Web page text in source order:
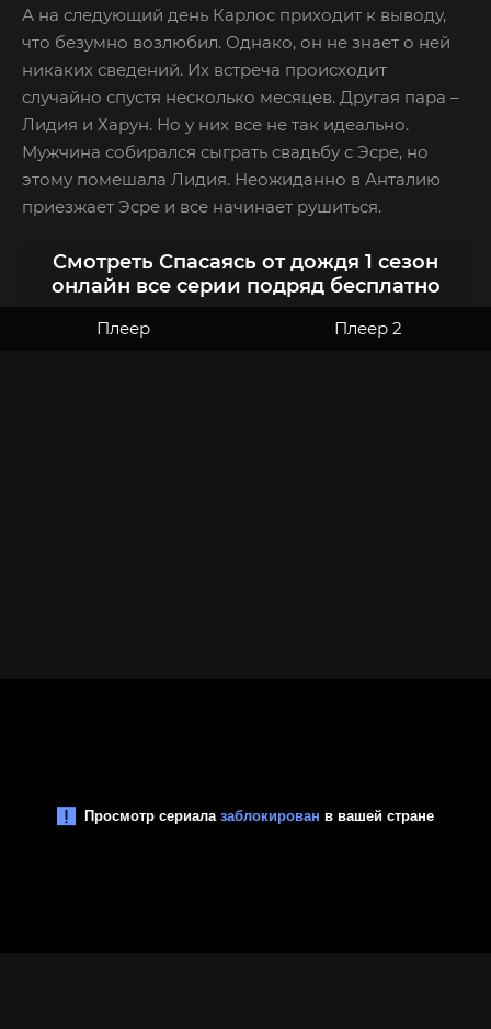
А на следующий день Карлос приходит к выводу,
что безумно возлюбил. Однако, он не знает о ней
никаких сведений. Их встреча происходит
случайно спустя несколько месяцев. Другая пара –
Лидия и Харун. Но у них все не так идеально.
Мужчина собирался сыграть свадьбу с Эсре, но
этому помешала Лидия. Неожиданно в Анталию
приезжает Эсре и все начинает рушиться.
Смотреть Спасаясь от дождя 1 сезон
онлайн все серии подряд бесплатно
Плеер Плеер 2